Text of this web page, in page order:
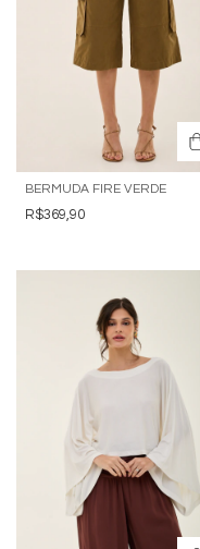
BERMUDA FIRE VERDE
R$369,90